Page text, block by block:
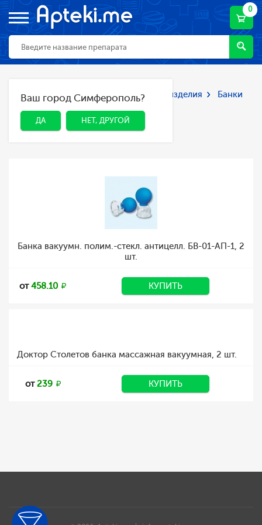
0
ДА НЕТ, ДРУГОЙ
Ваш город Симферополь?
ДА НЕТ, ДРУГОЙ
Главная Каталог Мед. приборы и изделия
Банки
вакуумные массажные
Банки вакуумные
массажные
Банка вакуумн. полим.-стекл. антицелл. БВ-01-АП-1, 2
шт.
от458.10 КУПИТЬ
Доктор Столетов банка массажная вакуумная, 2 шт.
от239 КУПИТЬ